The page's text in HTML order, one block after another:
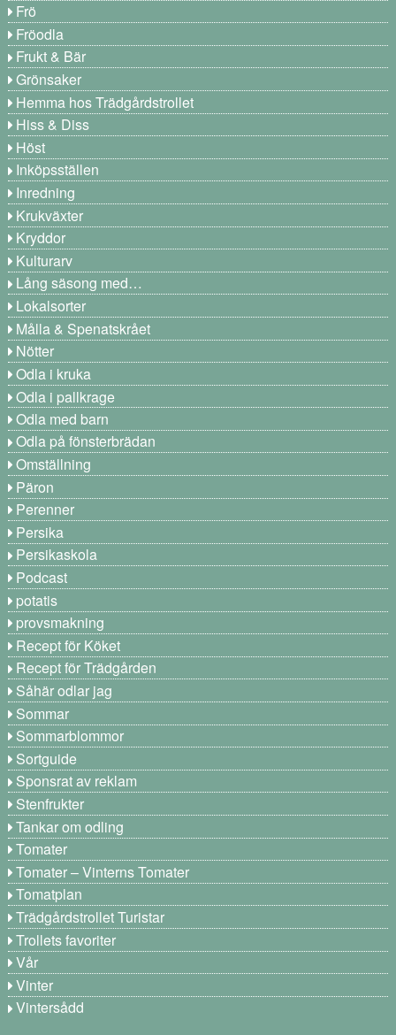
Frö
Fröodla
Frukt & Bär
Grönsaker
Hemma hos Trädgårdstrollet
Hiss & Diss
Höst
Inköpsställen
Inredning
Krukväxter
Kryddor
Kulturarv
Lång säsong med…
Lokalsorter
Målla & Spenatskrået
Nötter
Odla i kruka
Odla i pallkrage
Odla med barn
Odla på fönsterbrädan
Omställning
Päron
Perenner
Persika
Persikaskola
Podcast
potatis
provsmakning
Recept för Köket
Recept för Trädgården
Såhär odlar jag
Sommar
Sommarblommor
Sortguide
Sponsrat av reklam
Stenfrukter
Tankar om odling
Tomater
Tomater – Vinterns Tomater
Tomatplan
Trädgårdstrollet Turistar
Trollets favoriter
Vår
Vinter
Vintersådd